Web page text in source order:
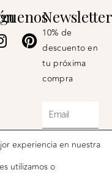
Pinterest
10% de
descuento en
tu próxima
compra
Email
ENVIAR ⟶
experiencia en nuestra
utilizamos o